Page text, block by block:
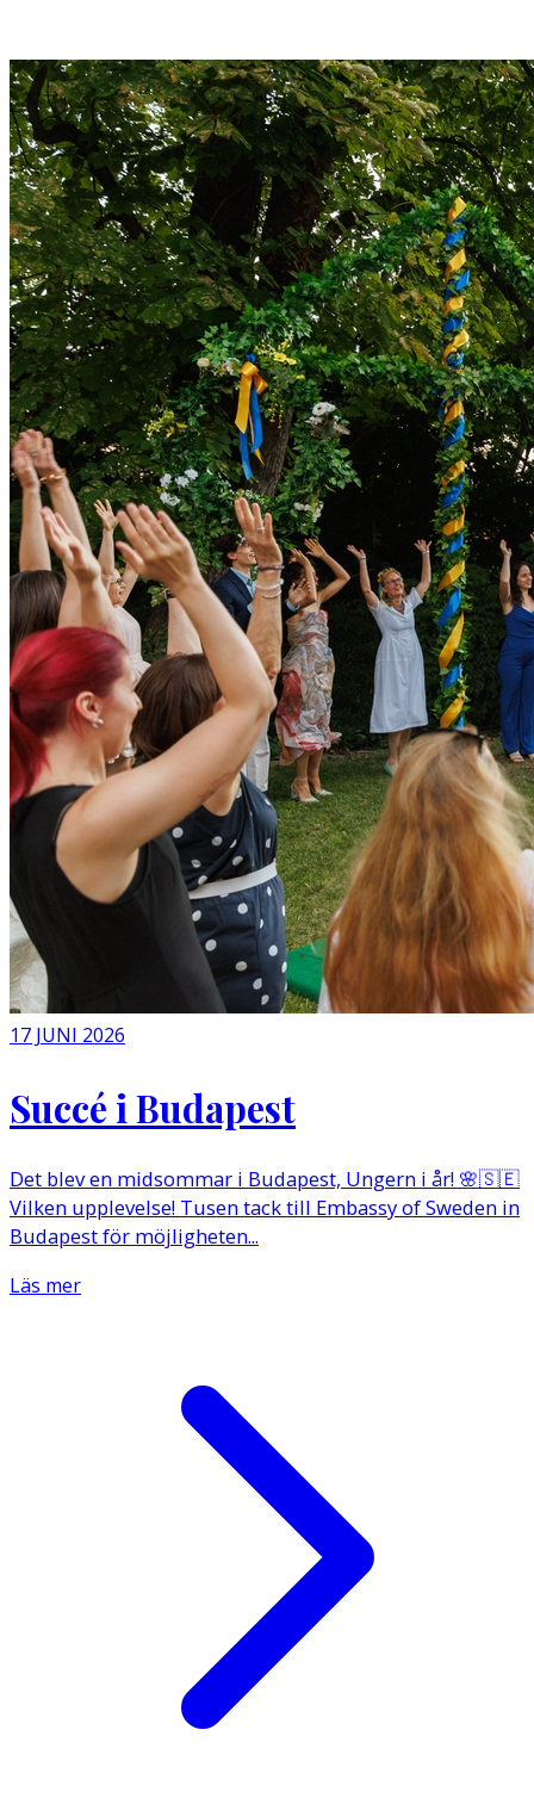
17 JUNI 2026
Succé i Budapest
Det blev en midsommar i Budapest, Ungern i år! 🌸🇸🇪
Vilken upplevelse! Tusen tack till Embassy of Sweden in
Budapest för möjligheten...
Läs mer